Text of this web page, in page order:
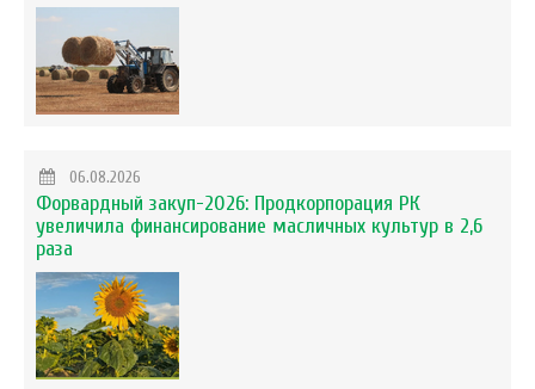
06.08.2026
Форвардный закуп-2026: Продкорпорация РК
увеличила финансирование масличных культур в 2,6
раза